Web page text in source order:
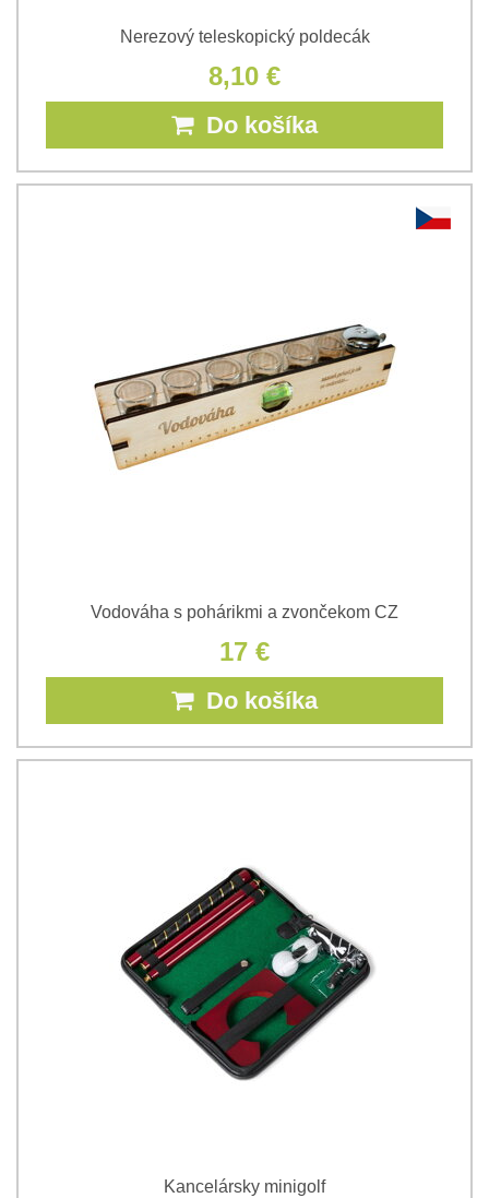
Nerezový teleskopický poldecák
8,10 €
Do košíka
Vodováha s pohárikmi a zvončekom CZ
17 €
Do košíka
Kancelársky minigolf